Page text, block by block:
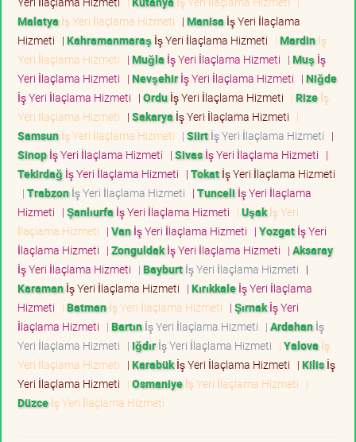
Malatya İş Yeri İlaçlama Hizmeti | Manisa İş Yeri İlaçlama
Hizmeti | Kahramanmaraş İş Yeri İlaçlama Hizmeti | Mardinİş
Yeri İlaçlama Hizmeti | Muğla İş Yeri İlaçlama Hizmeti | Muş İş
Yeri İlaçlama Hizmeti | Nevşehirİş Yeri İlaçlama Hizmeti | Niğde
İş Yeri İlaçlama Hizmeti | Orduİş Yeri İlaçlama Hizmeti | Rizeİş
Yeri İlaçlama Hizmeti | Sakarya İş Yeri İlaçlama Hizmeti |
Samsunİş Yeri İlaçlama Hizmeti | Siirtİş Yeri İlaçlama Hizmeti |
Sinopİş Yeri İlaçlama Hizmeti | Sivasİş Yeri İlaçlama Hizmeti |
Tekirdağ İş Yeri İlaçlama Hizmeti | Tokatİş Yeri İlaçlama Hizmeti
| Trabzonİş Yeri İlaçlama Hizmeti | Tunceli İş Yeri İlaçlama
Hizmeti | Şanlıurfa İş Yeri İlaçlama Hizmeti | Uşakİş Yeri
İlaçlama Hizmeti | Vanİş Yeri İlaçlama Hizmeti | Yozgatİş Yeri
İlaçlama Hizmeti | Zonguldakİş Yeri İlaçlama Hizmeti | Aksaray
İş Yeri İlaçlama Hizmeti | Bayburtİş Yeri İlaçlama Hizmeti |
Karamanİş Yeri İlaçlama Hizmeti | Kırıkkaleİş Yeri İlaçlama
Hizmeti | Batmanİş Yeri İlaçlama Hizmeti | Şırnakİş Yeri
İlaçlama Hizmeti | Bartınİş Yeri İlaçlama Hizmeti | Ardahanİş
Yeri İlaçlama Hizmeti | Iğdırİş Yeri İlaçlama Hizmeti | Yalova İş
Yeri İlaçlama Hizmeti | Karabükİş Yeri İlaçlama Hizmeti | Kilisİş
Yeri İlaçlama Hizmeti | Osmaniyeİş Yeri İlaçlama Hizmeti |
Düzceİş Yeri İlaçlama Hizmeti